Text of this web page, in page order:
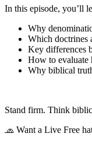
In this episode, you’ll
Why
Which doctrines
Key differences
How to evaluate
Why biblical
Stand firm. Think
🧢 Want a Live Free